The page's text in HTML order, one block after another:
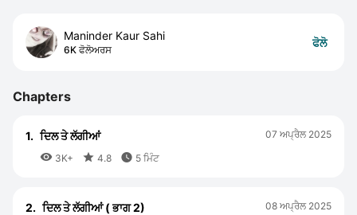
Maninder Kaur Sahi
6K ਫੋਲੋਅਰਸ
ਫੋਲੋ
Chapters
1. ਦਿਲ ਤੇ ਲੱਗੀਆਂ
 3K+  4.8  5 ਮਿੰਟ
07 ਅਪ੍ਰੈਲ 2025
2. ਦਿਲ ਤੇ ਲੱਗੀਆਂ ( ਭਾਗ 2) 08 ਅਪ੍ਰੈਲ 2025